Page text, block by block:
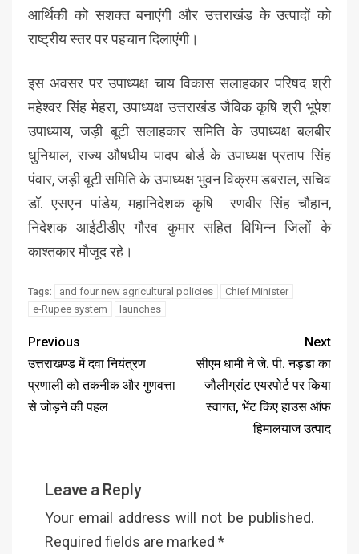
आर्थिकी को सशक्त बनाएंगी और उत्तराखंड के उत्पादों को
राष्ट्रीय स्तर पर पहचान दिलाएंगी।
इस अवसर पर उपाध्यक्ष चाय विकास सलाहकार परिषद श्री
महेश्वर सिंह मेहरा, उपाध्यक्ष उत्तराखंड जैविक कृषि श्री भूपेश
उपाध्याय, जड़ी बूटी सलाहकार समिति के उपाध्यक्ष बलबीर
धुनियाल, राज्य औषधीय पादप बोर्ड के उपाध्यक्ष प्रताप सिंह
पंवार, जड़ी बूटी समिति के उपाध्यक्ष भुवन विक्रम डबराल, सचिव
डॉ. एसएन पांडेय, महानिदेशक कृषि रणवीर सिंह चौहान,
निदेशक आईटीडीए गौरव कुमार सहित विभिन्न जिलों के
काश्तकार मौजूद रहे।
Tags: and four new agricultural policies
Chief Minister
e-Rupee system
launches
Previous
उत्तराखण्ड में दवा नियंत्रण
प्रणाली को तकनीक और गुणवत्ता
से जोड़ने की पहल
Next
सीएम धामी ने जे. पी. नड्डा का
जौलीग्रांट एयरपोर्ट पर किया
स्वागत, भेंट किए हाउस ऑफ
हिमालयाज उत्पाद
Leave a Reply
Your email address will not be published.
Required fields are marked *